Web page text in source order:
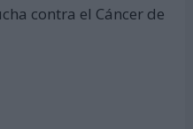
contra el Cáncer de